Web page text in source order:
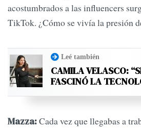
acostumbrados a las influencers
TikTok. ¿Cómo se vivía la presión
Leé también
CAMILA VELASCO:
FASCINÓ LA
Mazza:Cada vez que llegabas a